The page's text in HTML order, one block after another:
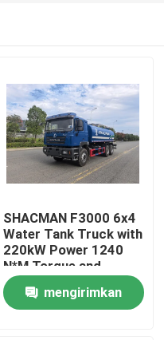
SHACMAN F3000 6x4
Water Tank Truck with
220kW Power 1240
N*M Torque and
9.726L Displacement
mengirimkan